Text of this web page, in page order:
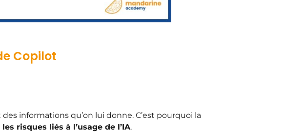
Copilot
informations qu’on lui donne. C’est pourquoi la
les risques liés à l’usage de l’IA.